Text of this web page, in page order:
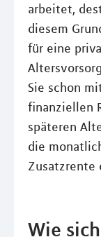
arbeitet,
diesem
für eine
Sie schon
finanziellen
späteren
die
Zusatzrente
Wie